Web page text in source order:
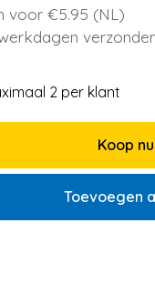
voor €5.95 (NL)
2 per klant
Koop nu
Toevoegen